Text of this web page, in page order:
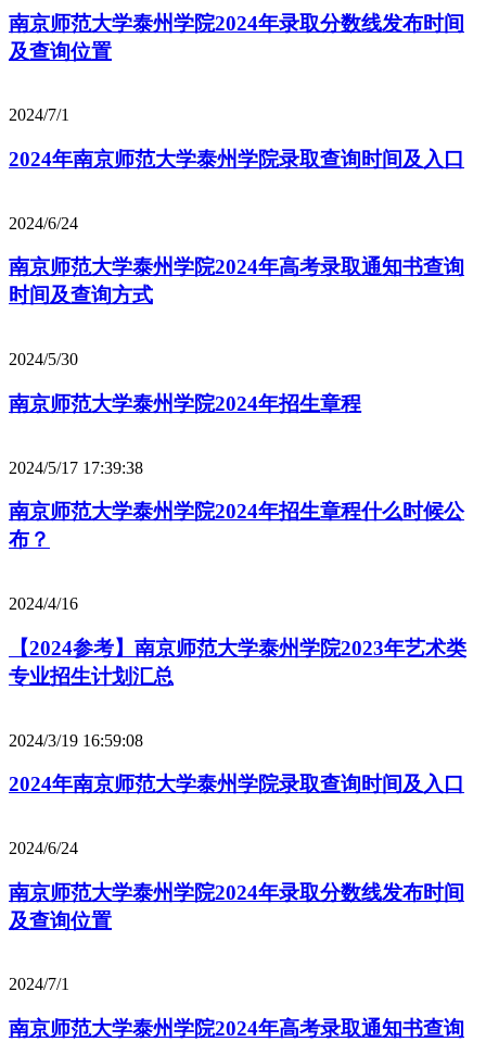
南京师范大学泰州学院2024年录取分数线发布时间
及查询位置
2024/7/1
2024年南京师范大学泰州学院录取查询时间及入口
2024/6/24
南京师范大学泰州学院2024年高考录取通知书查询
时间及查询方式
2024/5/30
南京师范大学泰州学院2024年招生章程
2024/5/17 17:39:38
南京师范大学泰州学院2024年招生章程什么时候公
布？
2024/4/16
【2024参考】南京师范大学泰州学院2023年艺术类
专业招生计划汇总
2024/3/19 16:59:08
2024年南京师范大学泰州学院录取查询时间及入口
2024/6/24
南京师范大学泰州学院2024年录取分数线发布时间
及查询位置
2024/7/1
南京师范大学泰州学院2024年高考录取通知书查询